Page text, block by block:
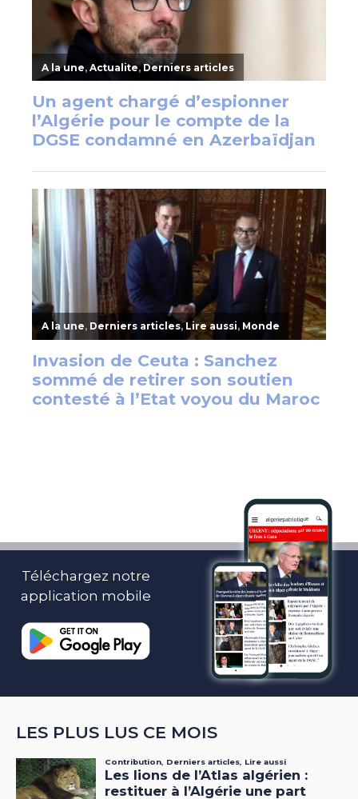
Téléchargez notre
application mobile
LES PLUS LUS CE MOIS